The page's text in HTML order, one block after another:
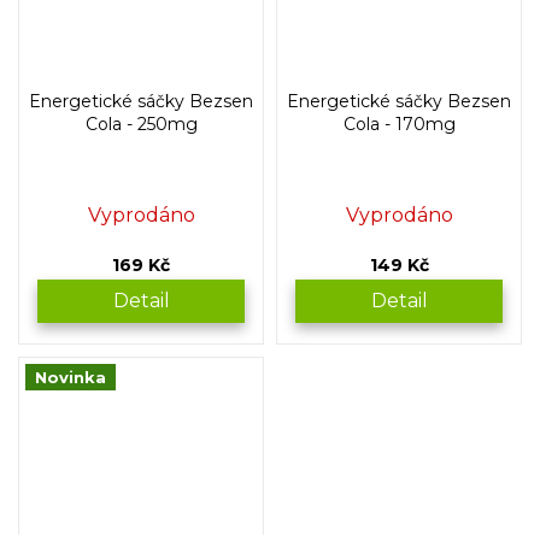
Energetické sáčky Bezsen
Cola - 250mg
Vyprodáno
169 Kč
Detail
Energetické sáčky Bezsen
Cola - 170mg
Vyprodáno
149 Kč
Detail
Novinka